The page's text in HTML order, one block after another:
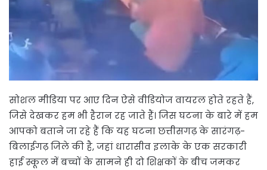
सोशल मीडिया पर आए दिन ऐसे वीडियोज वायरल होते रहते हैं,
जिसे देखकर हम भी हैरान रह जाते हैं। जिस घटना के बारे में हम
आपको बताने जा रहे हैं कि यह घटना छत्तीसगढ़ के सारंगढ़-
बिलाईगढ़ जिले की है, जहां धारासीव इलाके के एक सरकारी
हाई स्कूल में बच्चों के सामने ही दो शिक्षकों के बीच जमकर